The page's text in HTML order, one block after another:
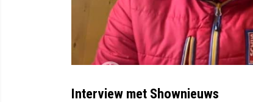
Interview met Shownieuws